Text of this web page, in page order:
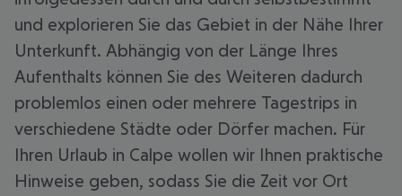
und explorieren Sie das Gebiet in der Nähe Ihrer
Unterkunft. Abhängig von der Länge Ihres
Aufenthalts können Sie des Weiteren dadurch
problemlos einen oder mehrere Tagestrips in
verschiedene Städte oder Dörfer machen. Für
Ihren Urlaub in Calpe wollen wir Ihnen praktische
Hinweise geben, sodass Sie die Zeit vor Ort